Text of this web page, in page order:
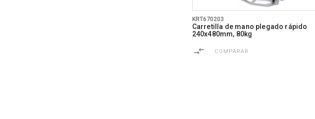
KRT670203
Carretilla de mano plegado rápido
240x480mm, 80kg
COMPARAR